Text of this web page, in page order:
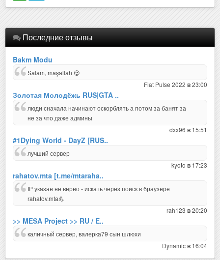
Последние отзывы
Bakm Modu
Salam, maşallah 😍
Fiat Pulse 2022 в23:00
Золотая Молодёжь RUS|GTA ..
люди сначала начинают оскорблять а потом за банят за
не за что даже админы
dxx96 в 15:51
#1Dying World - DayZ [RUS..
лучший сервер
kyoto в 17:23
rahatov.mta [t.me/mtaraha..
IP указан не верно - искать через поиск в браузере
rahatov.mta💪
rah123 в20:20
>> MESA Project >> RU / E..
каличный сервер, валерка79 сын шлюхи
Dynamicв 16:04